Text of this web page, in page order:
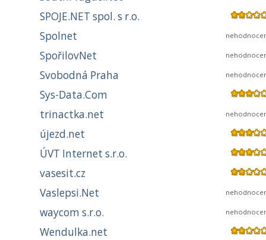
SPOJE.NET spol. s r.o.
Spolnet
SpořilovNet
Svobodná Praha
Sys-Data.Com
trinactka.net
újezd.net
ÚVT Internet s.r.o.
vasesit.cz
Vaslepsi.Net
waycom s.r.o.
Wendulka.net